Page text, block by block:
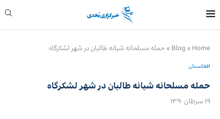
Home
»
Blog
» حمله مسلحانه شبانه طالبان در شهر لشکرگاه
افغانستان
حمله مسلحانه شبانه طالبان در شهر لشکرگاه
۱۹ سرطان ۱۳۹۰